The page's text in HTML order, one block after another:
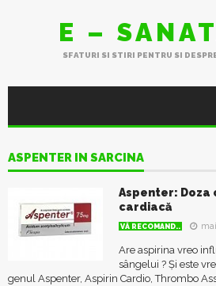
E –
SFATURI SI STIRI PENTRU SI
ASPENTER IN SARCINA
Aspenter: Doza
cardiacă
VĂ RECOMAND..
Are aspirina vreo
sângelui ? Și este
genul Aspenter, Aspirin Cardio, Thrombo